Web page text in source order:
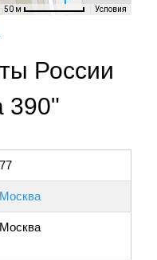
50 м Условия
России
390"
77
Москва
Москва